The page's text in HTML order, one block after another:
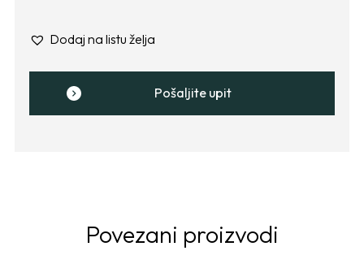
Dodaj na listu želja
Pošaljite upit
Povezani proizvodi